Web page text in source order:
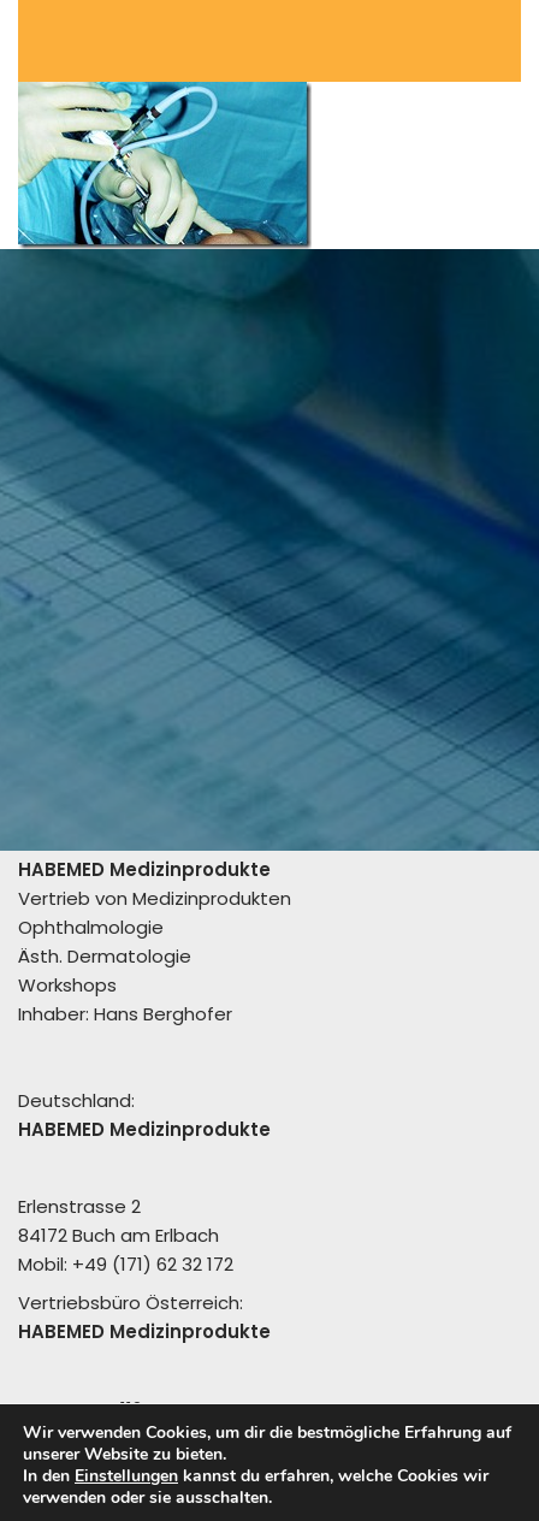
HABEMED Medizinprodukte
Vertrieb von Medizinprodukten
Ophthalmologie
Ästh. Dermatologie
Workshops
Inhaber: Hans Berghofer
Deutschland:
HABEMED Medizinprodukte
Erlenstrasse 2
84172 Buch am Erlbach
Mobil: +49 (171) 62 32 172
Vertriebsbüro Österreich:
HABEMED Medizinprodukte
Pramaweg 112
A - 6353 Going
Wir verwenden Cookies, um dir die bestmögliche Erfahrung auf
unserer Website zu bieten.
In den Einstellungen kannst du erfahren, welche Cookies wir
verwenden oder sie ausschalten.